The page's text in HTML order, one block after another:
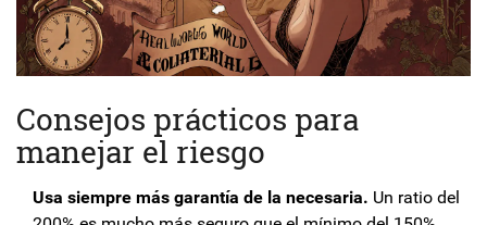
Consejos prácticos para
manejar el riesgo
Usa siempre más garantía de la necesaria. Un ratio del